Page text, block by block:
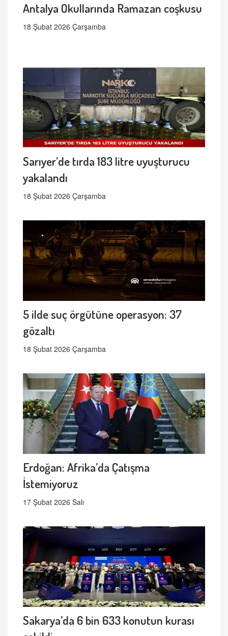
Antalya Okullarında Ramazan coşkusu
18 Şubat 2026 Çarşamba
Sarıyer’de tırda 183 litre uyuşturucu
yakalandı
18 Şubat 2026 Çarşamba
5 ilde suç örgütüne operasyon: 37
gözaltı
18 Şubat 2026 Çarşamba
Erdoğan: Afrika’da Çatışma
İstemiyoruz
17 Şubat 2026 Salı
Sakarya’da 6 bin 633 konutun kurası